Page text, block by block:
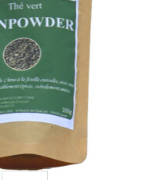
vert
GUNPOWDER
(100g)*
vert
GUNPOWDER
(100g)*